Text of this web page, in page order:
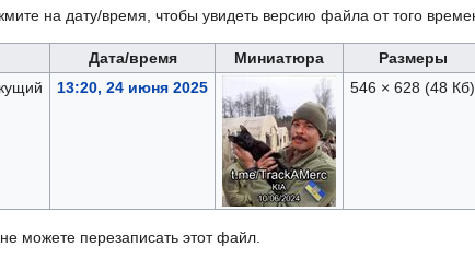
на дату/время, чтобы увидеть версию файла от того
Дата/время Миниатюра Размеры
13:20, 24 июня 2025 546 × 628 (48 Кб)
можете перезаписать этот файл.